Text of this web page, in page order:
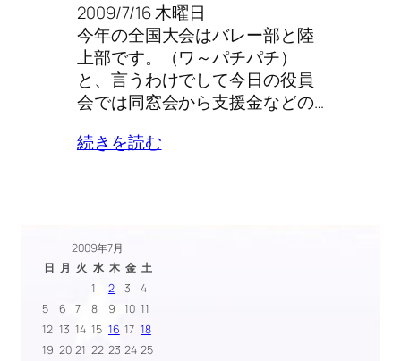
2009/7/16 木曜日
今年の全国大会はバレー部と陸
上部です。（ワ～パチパチ）
と、言うわけでして今日の役員
会では同窓会から支援金などの…
続きを読む
2009年7月
日 月 火 水 木 金 土
1
2 3
4
5
6 7 8 9 10 11
12 13 14 15 16 17 18
19 20 21 22 23 24 25